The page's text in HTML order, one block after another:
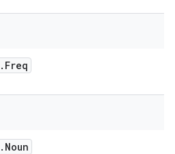
. Freq
. Noun